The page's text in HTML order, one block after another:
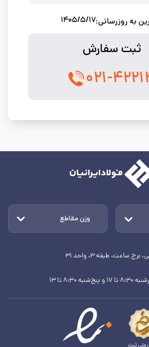
به روزرسانی:۱۴۰۵/۵/۱۷
ثبت سفارش
۴۲۲۱۴
وزن مقاطع
ساعت، طبقه ۳، واحد ۳۱
۸:۳۰ تا ۱۳